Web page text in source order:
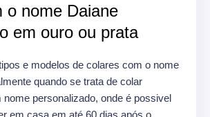
o nome Daiane
em ouro ou prata
e modelos de colares com o nome
quando se trata de colar
personalizado, onde é possivel
em casa em até 60 dias após o